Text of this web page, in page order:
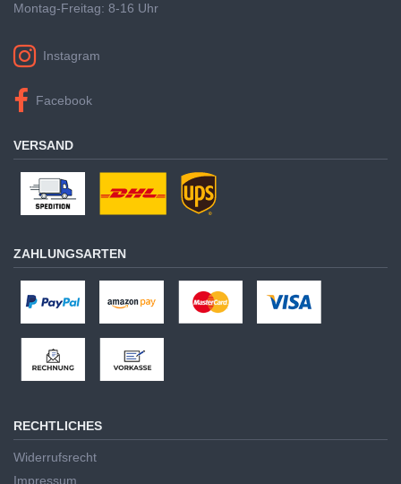
Montag-Freitag: 8-16 Uhr
Instagram
Facebook
VERSAND
ZAHLUNGSARTEN
RECHTLICHES
Widerrufsrecht
Impressum